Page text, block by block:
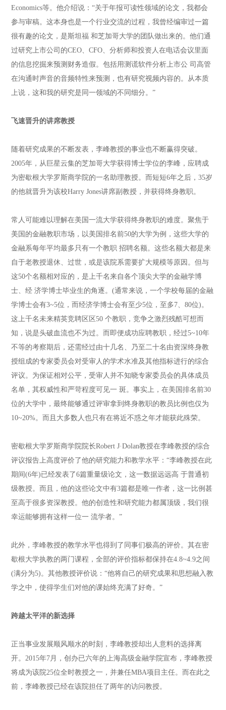
Economics等。他介绍说：“关于年报可读性领域的论文，我都会
参与审稿。这本身也是一个行业交流的过程，我曾经编审过一篇
很有趣的论文，是斯坦福 和芝加哥大学的团队做出来的。他们通
过研究上市公司的CEO、CFO、分析师和投资人在电话会议里面
的信息挖掘来预测财务造假。包括用测谎软件分析上市公 司高管
在沟通时声音的音频特性来预测，也有研究视频内容的。从本质
上说，这和我的研究是同一领域的不同细分。”
飞速晋升的讲席教授
随着研究成果的不断发表，李峰教授的事业也不断赢得突破。
2005年，从巨星云集的芝加哥大学获得博士学位的李峰，应聘成
为密歇根大学罗斯商学院的一名助理教授。而短短6年之后，35岁
的他就晋升为该校Harry Jones讲席副教授，并获得终身教职。
常人可能难以理解在美国一流大学获得终身教职的难度。聚焦于
美国的金融教职市场，以美国排名前50的大学为例，这些大学的
金融系每年平均最多只有一个教职 招聘名额。这些名额大都是来
自于老教授退休、过世，或是该院系需要扩大规模等原因。但与
这50个名额相对应的，是上千名来自各个顶尖大学的金融学博
士、经 济学博士毕业生的角逐。(通常来说，一个学校每届的金融
学博士会有3~5位，而经济学博士会有至少5位，至多7、80位)。
这上千名未来精英竞聘区区50 个教职，竞争之激烈残酷可想而
知，说是头破血流也不为过。而即便成功应聘教职，经过5~10年
不等的考察期后，还需经过由十几名、乃至二十名由资深终身教
授组成的专家委员会对受审人的学术水准及其他指标进行的综合
评议。为保证相对公平，受审人并不知晓专家委员会的具体成员
名单，其权威性和严苛程度可见一 斑。事实上，在美国排名前30
位的大学中，最终能够通过评审拿到终身教职的教员比例也仅为
10~20%。而且大多数人也只有在将近不惑之年才能获此殊荣。
密歇根大学罗斯商学院院长Robert J·Dolan教授在李峰教授的综合
评议报告上高度评价了他的研究能力和教学水平：“李峰教授在此
期间(6年)已经发表了6篇重量级论文，这一数据远远高 于普通初
级教授。而且，他的这些论文中有3篇都是唯一作者，这一比例甚
至高于很多资深教授。他的创造性和研究能力都属顶级，我们很
幸运能够拥有这样一位一 流学者。”
此外，李峰教授的教学水平也得到了同事们极高的评价。其在密
歇根大学执教的两门课程，全部的评价指标都保持在4.8~4.9之间
(满分为5)。其他教授评价说：“他将自己的研究成果和思想融入教
学之中，使得学生们对他的课始终充满了好奇。”
跨越太平洋的新选择
正当事业发展顺风顺水的时刻，李峰教授却出人意料的选择离
开。2015年7月，创办已六年的上海高级金融学院宣布，李峰教授
将成为该院25位全时教授之一，并兼任MBA项目主任。而在此之
前，李峰教授已经在该院担任了两年的访问教授。